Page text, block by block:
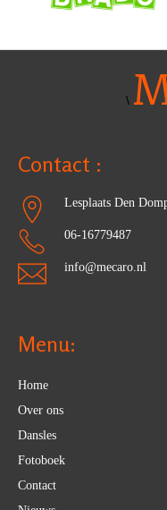
\
Contact :
Lesplaats Den
06-16779487
info@mecaro.nl
Menu:
Home
Over ons
Dansles
Fotoboek
Contact